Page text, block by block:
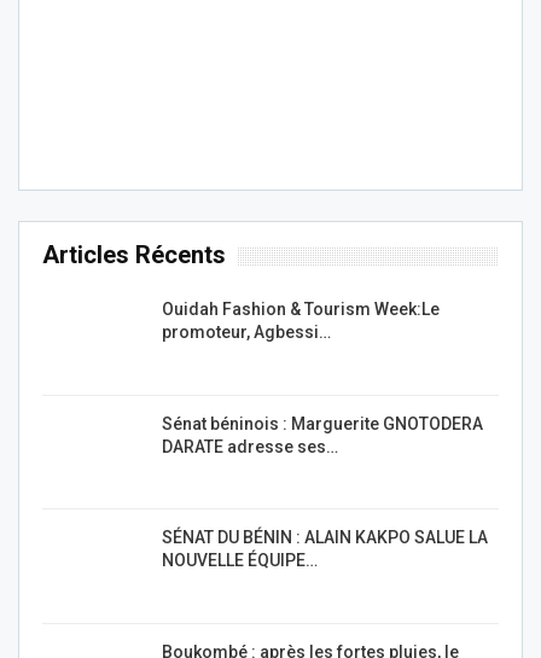
Articles Récents
Ouidah Fashion & Tourism Week:Le
promoteur, Agbessi…
Sénat béninois : Marguerite GNOTODERA
DARATE adresse ses…
SÉNAT DU BÉNIN : ALAIN KAKPO SALUE LA
NOUVELLE ÉQUIPE…
Boukombé : après les fortes pluies, le